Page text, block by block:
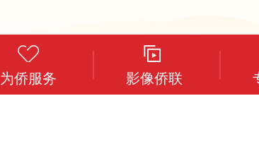
为侨服务 影像侨联